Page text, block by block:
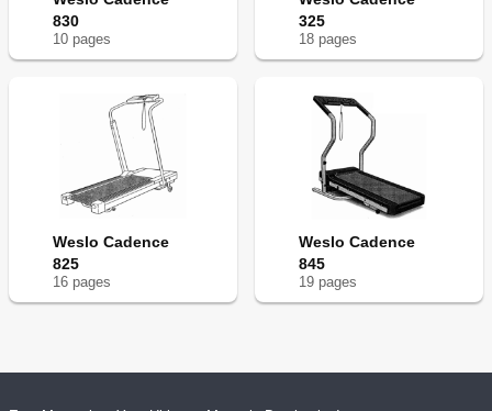
830
10 pages
325
18 pages
Weslo Cadence
825
16 pages
Weslo Cadence
845
19 pages